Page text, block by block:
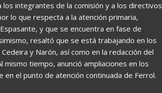
integrantes de la comisión y a los directivos
lo que respecta a la atención primaria,
y que se encuentra en fase de
resaltó que se está trabajando en los
y Narón, así como en la redacción del
tiempo, anunció ampliaciones en los
el punto de atención continuada de Ferrol.